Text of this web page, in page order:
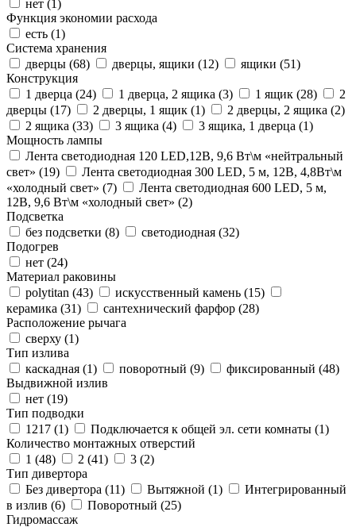
нет (1)
Функция экономии расхода
есть (1)
Система хранения
дверцы (68) дверцы, ящики (12) ящики (51)
Конструкция
1 дверца (24) 1 дверца, 2 ящика (3) 1 ящик (28)
2
дверцы (17) 2 дверцы, 1 ящик (1) 2 дверцы, 2 ящика (2)
2 ящика (33) 3 ящика (4) 3 ящика, 1 дверца (1)
Мощность лампы
Лента светодиодная 120 LED,12В, 9,6 Вт\м «нейтральный
свет» (19)
Лента светодиодная 300 LED, 5 м, 12В, 4,8Вт\м
«холодный свет» (7)
Лента светодиодная 600 LED, 5 м,
12В, 9,6 Вт\м «холодный свет» (2)
Подсветка
без подсветки (8) светодиодная (32)
Подогрев
нет (24)
Материал раковины
polytitan (43) искусственный камень (15)
керамика (31) сантехнический фарфор (28)
Расположение рычага
сверху (1)
Тип излива
каскадная (1) поворотный (9) фиксированный (48)
Выдвижной излив
нет (19)
Тип подводки
1217 (1) Подключается к общей эл. сети комнаты (1)
Количество монтажных отверстий
1 (48) 2 (41) 3 (2)
Тип дивертора
Без дивертора (11) Вытяжной (1)
Интегрированный
в излив (6) Поворотный (25)
Гидромассаж